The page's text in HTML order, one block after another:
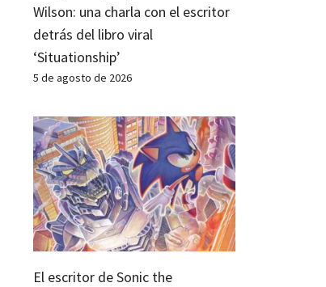
Wilson: una charla con el escritor
detrás del libro viral
‘Situationship’
5 de agosto de 2026
El escritor de Sonic the